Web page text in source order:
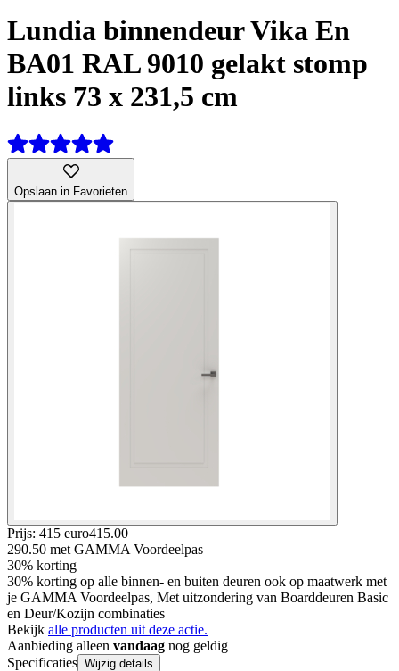
Lundia binnendeur Vika En
BA01 RAL 9010 gelakt stomp
links 73 x 231,5 cm
Opslaan in Favorieten
Prijs: 415 euro415.00
290.50 met GAMMA Voordeelpas
30% korting
30% korting op alle binnen- en buiten deuren ook op maatwerk met
je GAMMA Voordeelpas, Met uitzondering van Boarddeuren Basic
en Deur/Kozijn combinaties
Bekijk alle producten uit deze actie.
Aanbieding alleen vandaag nog geldig
Specificaties Wijzig details